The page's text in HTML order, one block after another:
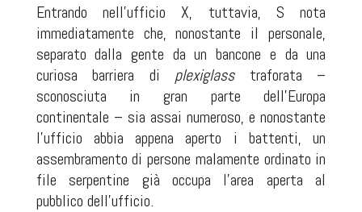
Entrando nell'ufficio X, tuttavia, S nota
immediatamente che, nonostante il personale,
separato dalla gente da un bancone e da una
curiosa barriera di plexiglasstraforata –
sconosciuta in gran parte dell'Europa
continentale – sia assai numeroso, e nonostante
l'ufficio abbia appena aperto i battenti, un
assembramento di persone malamente ordinato in
file serpentine già occupa l'area aperta al
pubblico dell'ufficio.